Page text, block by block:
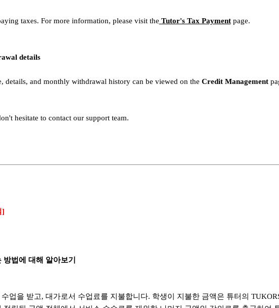
taxes. For more information, please visit the Tutor's Tax Paymentpage.
details
details, and monthly withdrawal history can be viewed on the Credit Management
hesitate to contact our support team.
]
법에 대해 알아보기
업을 받고, 대가로서 수업료를 지불합니다. 학생이 지불한 금액은 튜터의